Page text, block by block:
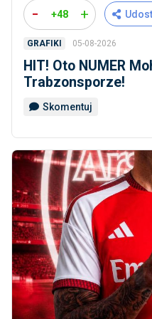
- +48 +
GRAFIKI 05-08-2026
HIT! Oto NUMER
Trabzonsporze!
Skomentuj